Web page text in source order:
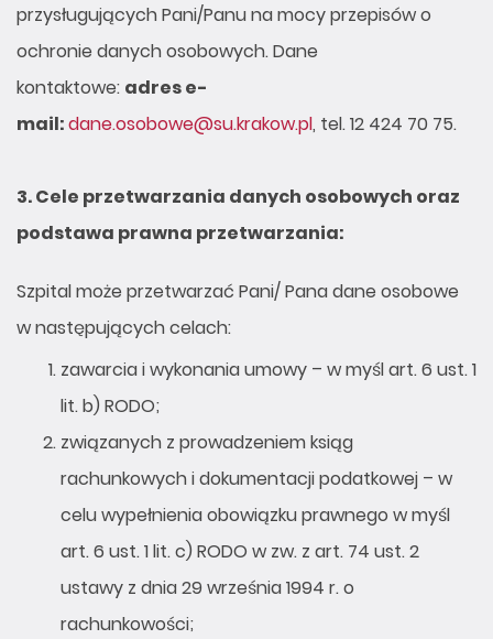
przysługujących Pani/Panu na mocy przepisów o
ochronie danych osobowych. Dane
kontaktowe: adres e-
mail:dane.osobowe@su.krakow.pl, tel. 12 424 70 75.
3.Cele przetwarzania danych osobowych oraz
podstawa prawna przetwarzania:
Szpital może przetwarzać Pani/ Pana dane osobowe
w następujących celach:
zawarcia i wykonania umowy – w myśl art. 6 ust. 1
lit. b) RODO;
związanych z prowadzeniem ksiąg
rachunkowych i dokumentacji podatkowej – w
celu wypełnienia obowiązku prawnego w myśl
art. 6 ust. 1 lit. c) RODO w zw. z art. 74 ust. 2
ustawy z dnia 29 września 1994 r. o
rachunkowości;